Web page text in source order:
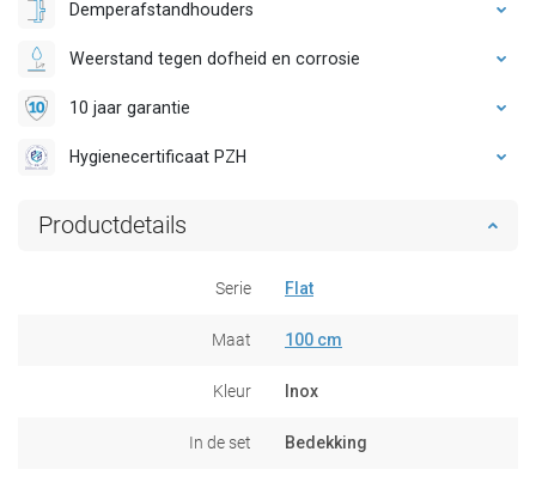
Demperafstandhouders
Weerstand tegen dofheid en corrosie
10 jaar garantie
Hygienecertificaat PZH
Productdetails
Serie Flat
Maat 100 cm
Kleur Inox
In de set Bedekking